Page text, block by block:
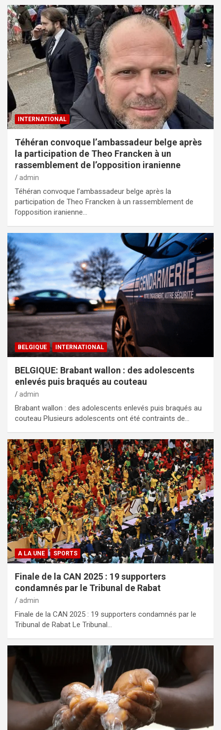
INTERNATIONAL
Téhéran convoque l’ambassadeur belge après
la participation de Theo Francken à un
rassemblement de l’opposition iranienne
admin
Téhéran convoque l’ambassadeur belge après la
participation de Theo Francken à un rassemblement de
l’opposition iranienne…
BELGIQUE INTERNATIONAL
BELGIQUE: Brabant wallon : des adolescents
enlevés puis braqués au couteau
admin
Brabant wallon : des adolescents enlevés puis braqués au
couteau Plusieurs adolescents ont été contraints de…
A LA UNE SPORTS
Finale de la CAN 2025 : 19 supporters
condamnés par le Tribunal de Rabat
admin
Finale de la CAN 2025 : 19 supporters condamnés par le
Tribunal de Rabat Le Tribunal…